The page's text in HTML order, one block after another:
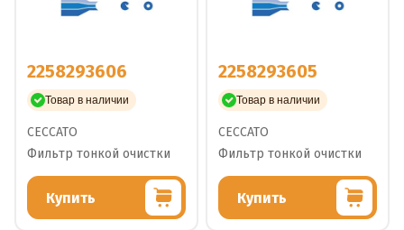
2258293606
Товар в наличии
CECCATO
Фильтр тонкой очистки
Купить
2258293605
Товар в наличии
CECCATO
Фильтр тонкой очистки
Купить